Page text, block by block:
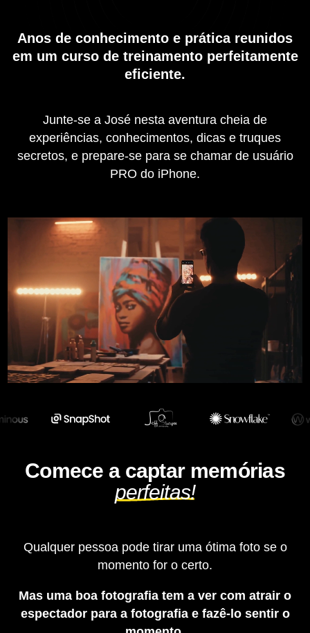
Anos de conhecimento e prática reunidos
em um curso de treinamento perfeitamente
eficiente.
Junte-se a José nesta aventura cheia de
experiências, conhecimentos, dicas e truques
secretos, e prepare-se para se chamar de usuário
PRO do iPhone.
Comece a captar memórias
perfeitas!
Qualquer pessoa pode tirar uma ótima foto se o
momento for o certo.
Mas uma boa fotografia tem a ver com atrair o
espectador para a fotografia e fazê-lo sentir o